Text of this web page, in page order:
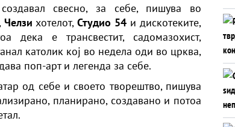
свесно, за себе, пишува во
Челзи хотелот,Студио 54 и дискотеките,
дека е трансвестит, садомазохист,
католик кој во недела оди во црква,
поп-арт и легенда за себе.
од себе и своето творештво, пишува
планирано, создавано и потоа